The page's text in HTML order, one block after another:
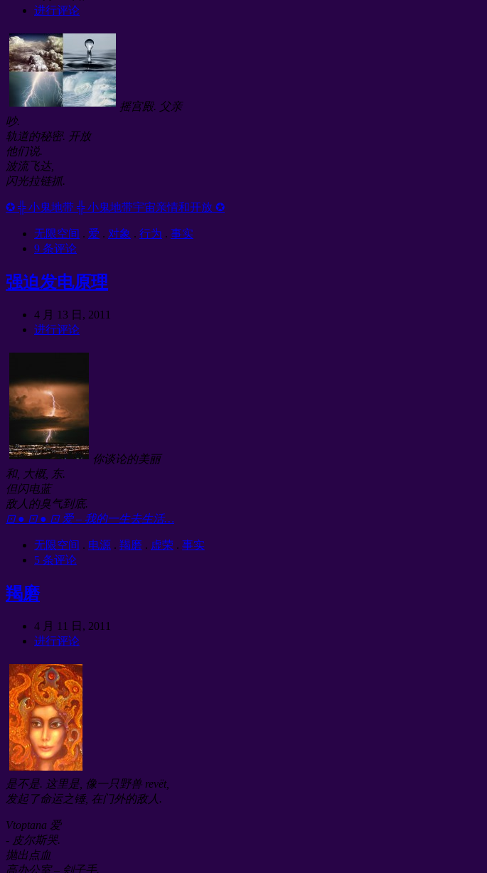
进行评论
摇宫殿. 父亲
吵.
轨道的秘密. 开放
他们说.
波流飞达,
闪光拉链抓.
✪ ╬ 小鬼地带 ╬ 小鬼地带宇宙亲情和开放 ✪
无限空间 . 爱 . 对象 . 行为 . 事实
9 条评论
强迫发电原理
4 月 13 日, 2011
进行评论
你谈论的美丽
和, 大概, 东.
但闪电蓝
敌人的臭气到底.
⊡ ● ⊡ ● ⊡ 爱 – 我的一生去生活…
无限空间 . 电源 . 羯磨 . 虚荣 . 事实
5 条评论
羯磨
4 月 11 日, 2011
进行评论
是不是. 这里是, 像一只野兽 revët,
发起了命运之锤, 在门外的敌人.
Vtoptana 爱
- 皮尔斯哭.
抛出点血
高办公室 – 刽子手.